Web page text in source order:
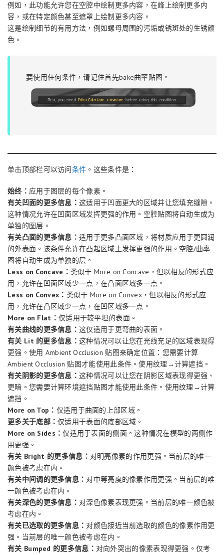
例如，此功能允许您在空腔中绘制更多内容，在峰上绘制更多内
容，或在特定颜色甚至遮罩上绘制更多内容。
这是绘制细节的有用方法，例如螺母周围的污垢或锈斑处的生锈颜
色。
要使用任何条件，请记住首先bake曲率贴图。
单击顶部栏可以访问条件 。这些条件是：
始终： 应用于图层的每个像素。
有关凹面的更多信息： 这适用于凹面更大的区域并让您填充缝隙。
这种情况允许在凹面区域发挥更强的作用。空腔贴图将自动生成为
单独的图层。
有关凸面的更多信息： 适用于更多凸面区域，将材质应用于更圆润
的外表面。该条件允许在凸起区域上发挥更强的作用。空腔/曲率
图将自动生成为单独的层。
Less on Concave： 类似于 More on Concave，但以相反的形式应
用，允许在凹面区域少一点，在凸面区域多一点。
Less on Convex： 类似于 More on Convex，但以相反的形式应
用，允许在凸区域少一点，在凹区域多一点。
More on Flat： 仅适用于较平坦的表面。
有关曲线的更多信息： 这仅适用于更弯曲的表面。
有关 Lit 的更多信息： 这种情况可以让您在光线充足的区域表现得
更强。使用 Ambient Occlusion 贴图来确定位置：您需要计算
Ambient Occlusion 贴图才能使用此条件。使用纹理→计算遮挡。
有关阴影的更多信息： 这种情况可以让您在阴影区域表现得更强、
更暗。您需要计算环境遮挡贴图才能使用此条件。使用纹理→计算
遮挡。
More on Top： 仅适用于曲面的上部区域。
更多关于底部：仅适用于表面的底部区域。
More on Sides：仅适用于表面的侧面。这种情况在模型的两侧作
用更强。
有关 Bright 的更多信息： 对明亮像素的作用更强。当前层的唯一
颜色被考虑在内。
有关中间调的更多信息： 对中等亮度的像素作用更强。当前层的唯
一颜色被考虑在内。
有关深色的更多信息： 对深色像素表现更强。当前层的唯一颜色被
考虑在内。
有关已选取的更多信息： 对颜色接近当前选取的颜色的像素作用更
强。当前层的唯一颜色被考虑在内。
有关 Bumped 的更多信息： 对向外突出的像素表现得更强。仅考